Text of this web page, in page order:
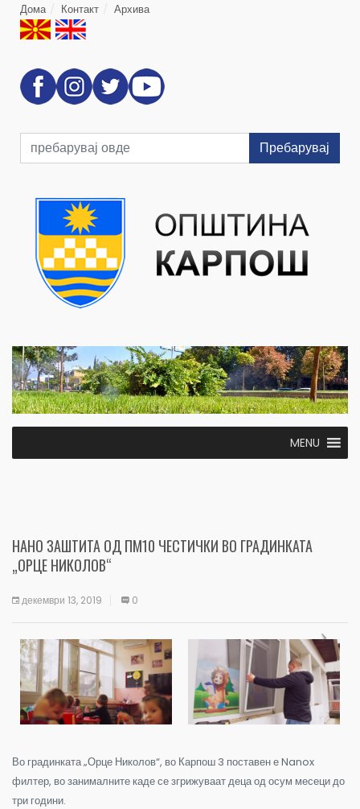
Дома Контакт Архива
Пребарувај
MENU
НАНО ЗАШТИТА ОД ПМ10 ЧЕСТИЧКИ ВО ГРАДИНКАТА
„ОРЦЕ НИКОЛОВ“
декември 13, 2019 0
Во градинката „Орце Николов“, во Карпош 3 поставен е Nanox
филтер, во занималните каде се згрижуваат деца од осум месеци до
три години.